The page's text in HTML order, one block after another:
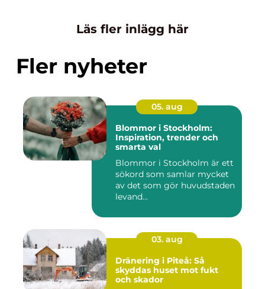
Läs fler inlägg här
Fler nyheter
05. aug
Blommor i Stockholm:
Inspiration, trender och
smarta val
Blommor i Stockholm är ett
sökord som samlar mycket
av det som gör huvudstaden
levand...
03. aug
Dränering i Piteå: Så
skyddas huset mot fukt
och skador